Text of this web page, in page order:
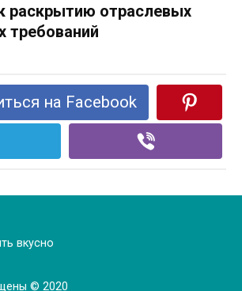
раскрытию отраслевых
требований
на Facebook
вкусно
© 2020